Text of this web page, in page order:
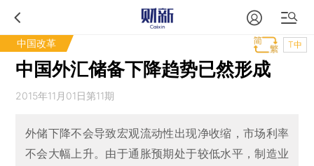
中国改革 T中
中国外汇储备下降趋势已然形成
2015年11月01日第11期
外储下降不会导致宏观流动性出现净收缩，市场利率
不会大幅上升。由于通胀预期处于较低水平，制造业